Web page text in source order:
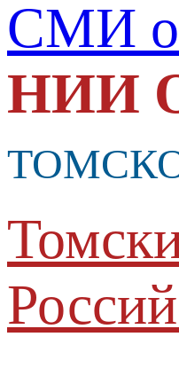
СМИ
НИИ